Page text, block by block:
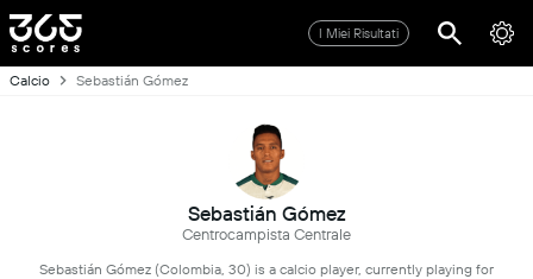
I Miei Risultati
Calcio Sebastián Gómez
Sebastián Gómez
Centrocampista Centrale
Sebastián Gómez (Colombia, 30) is a calcio player, currently playing for